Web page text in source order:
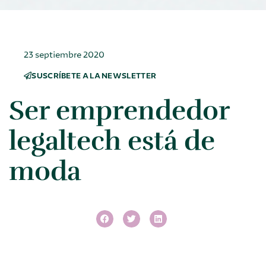
23 septiembre 2020
SUSCRÍBETE A LA NEWSLETTER
Ser emprendedor
legaltech está de
moda